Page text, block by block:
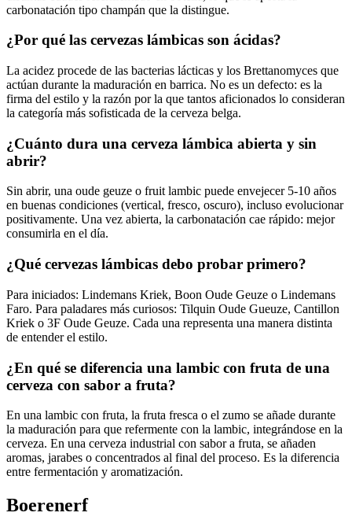
carbonatación tipo champán que la distingue.
¿Por qué las cervezas lámbicas son ácidas?
La acidez procede de las bacterias lácticas y los Brettanomyces que
actúan durante la maduración en barrica. No es un defecto: es la
firma del estilo y la razón por la que tantos aficionados lo consideran
la categoría más sofisticada de la cerveza belga.
¿Cuánto dura una cerveza lámbica abierta y sin
abrir?
Sin abrir, una oude geuze o fruit lambic puede envejecer 5-10 años
en buenas condiciones (vertical, fresco, oscuro), incluso evolucionar
positivamente. Una vez abierta, la carbonatación cae rápido: mejor
consumirla en el día.
¿Qué cervezas lámbicas debo probar primero?
Para iniciados: Lindemans Kriek, Boon Oude Geuze o Lindemans
Faro. Para paladares más curiosos: Tilquin Oude Gueuze, Cantillon
Kriek o 3F Oude Geuze. Cada una representa una manera distinta
de entender el estilo.
¿En qué se diferencia una lambic con fruta de una
cerveza con sabor a fruta?
En una lambic con fruta, la fruta fresca o el zumo se añade durante
la maduración para que refermente con la lambic, integrándose en la
cerveza. En una cerveza industrial con sabor a fruta, se añaden
aromas, jarabes o concentrados al final del proceso. Es la diferencia
entre fermentación y aromatización.
Boerenerf